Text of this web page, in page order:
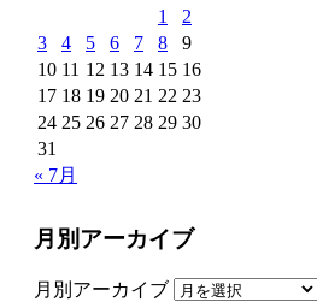
1
2
3
4 5 6 7 8
9
10 11 12 13 14 15 16
17 18 19 20 21 22 23
24 25 26 27 28 29 30
31
« 7月
月別アーカイブ
月別アーカイブ